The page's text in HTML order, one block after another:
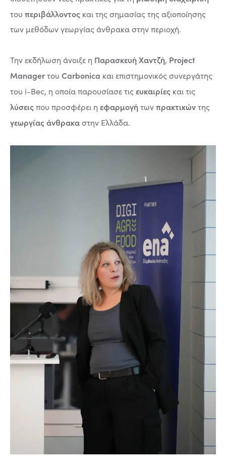
του περιβάλλοντος και της σημασίας της αξιοποίησης
των μεθόδων γεωργίας άνθρακα στην περιοχή.
Την εκδήλωση άνοιξε η Παρασκευή Χαντζή, Project
Managerτου Carbonica και επιστημονικός συνεργάτης
του i-Bec, η οποία παρουσίασε τιςευκαιρίες και τις
λύσειςπου προσφέρει η εφαρμογήτωνπρακτικώντης
γεωργίας άνθρακαστην Ελλάδα.